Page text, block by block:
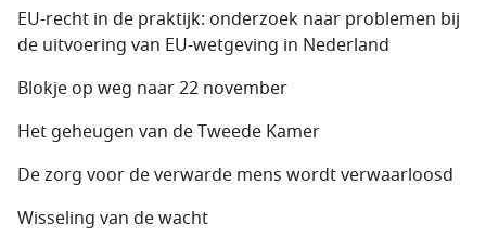
EU-recht in de praktijk: onderzoek naar problemen bij
de uitvoering van EU-wetgeving in Nederland
Blokje op weg naar 22 november
Het geheugen van de Tweede Kamer
De zorg voor de verwarde mens wordt verwaarloosd
Wisseling van de wacht